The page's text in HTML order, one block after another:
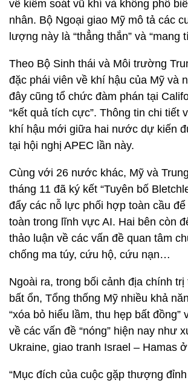
về kiểm soát vũ khí và không phổ
nhân. Bộ Ngoại giao Mỹ mô tả các
lượng này là “thẳng thắn” và “mang
Theo Bộ Sinh thái và Môi trường
đặc phái viên về khí hậu của Mỹ và
đây cũng tổ chức đàm phán tại
“kết quả tích cực”. Thông tin chi tiết
khí hậu mới giữa hai nước dự kiến
tại hội nghị APEC lần này.
Cùng với 26 nước khác, Mỹ và
tháng 11 đã ký kết “Tuyên bố
đẩy các nỗ lực phối hợp toàn cầu để
toàn trong lĩnh vực AI. Hai bên còn
thảo luận về các vấn đề quan tâm
chống ma túy, cứu hộ, cứu nạn…
Ngoài ra, trong bối cảnh địa chính
bất ổn, Tổng thống Mỹ nhiều khả
“xóa bỏ hiểu lầm, thu hẹp bất đồng”
về các vấn đề “nóng” hiện nay như
Ukraine, giao tranh Israel – Hamas
“Mục đích của cuộc gặp thượng